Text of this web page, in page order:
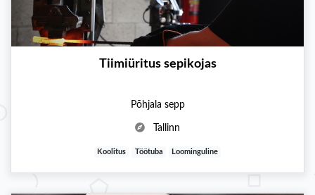
Tiimiüritus sepikojas
Põhjala sepp
Tallinn
Koolitus Töötuba Loominguline